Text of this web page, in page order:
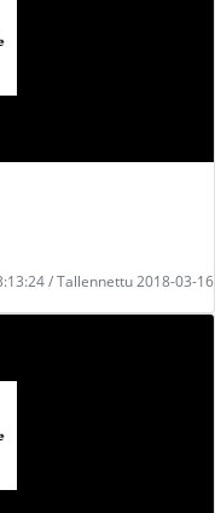
/ Tallennettu 2018-03-16